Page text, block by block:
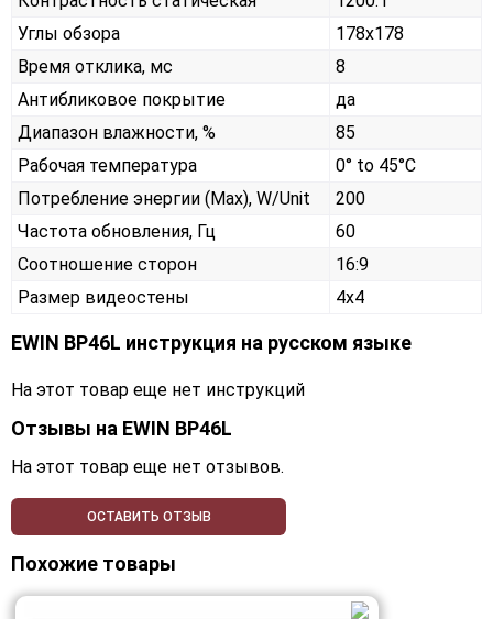
Углы обзора
178x178
Время отклика, мс
8
Антибликовое покрытие
да
Диапазон влажности, %
85
Рабочая температура
0° to 45°C
Потребление энергии (Max), W/Unit
200
Частота обновления, Гц
60
Соотношение сторон
16:9
Размер видеостены
4x4
EWIN BP46L инструкция на русском языке
На этот товар еще нет инструкций
Отзывы на EWIN BP46L
На этот товар еще нет отзывов.
ОСТАВИТЬ ОТЗЫВ
Похожие товары